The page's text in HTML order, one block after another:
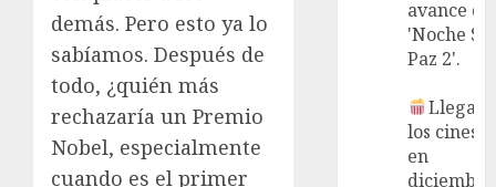
demás. Pero esto ya lo
sabíamos. Después de
todo, ¿quién más
rechazaría un Premio
Nobel, especialmente
cuando es el primer
avance de
'Noche
Paz 2'.
Llega a
los cines
en